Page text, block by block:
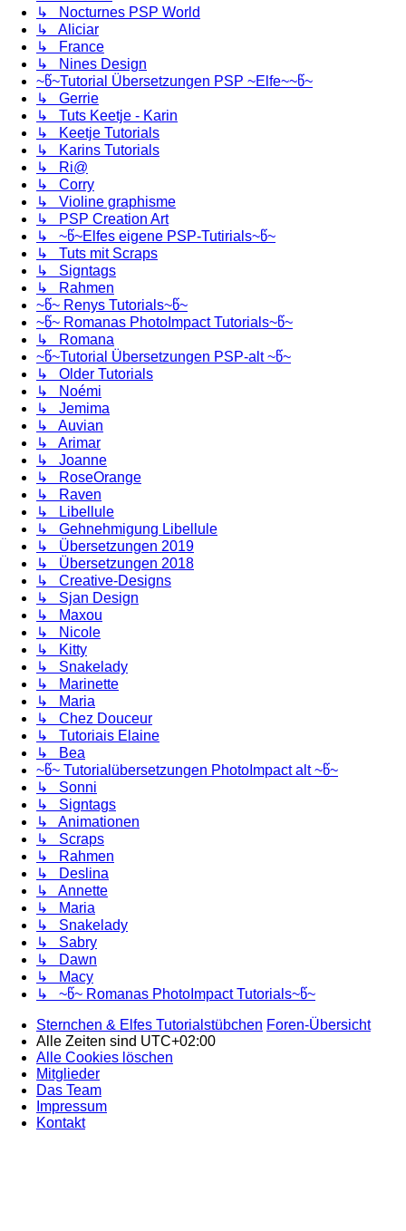
↳ Nocturnes PSP World
↳ Aliciar
↳ France
↳ Nines Design
~წ~Tutorial Übersetzungen PSP ~Elfe~~წ~
↳ Gerrie
↳ Tuts Keetje - Karin
↳ Keetje Tutorials
↳ Karins Tutorials
↳ Ri@
↳ Corry
↳ Violine graphisme
↳ PSP Creation Art
↳ ~წ~Elfes eigene PSP-Tutirials~წ~
↳ Tuts mit Scraps
↳ Signtags
↳ Rahmen
~წ~ Renys Tutorials~წ~
~წ~ Romanas PhotoImpact Tutorials~წ~
↳ Romana
~წ~Tutorial Übersetzungen PSP-alt ~წ~
↳ Older Tutorials
↳ Noémi
↳ Jemima
↳ Auvian
↳ Arimar
↳ Joanne
↳ RoseOrange
↳ Raven
↳ Libellule
↳ Gehnehmigung Libellule
↳ Übersetzungen 2019
↳ Übersetzungen 2018
↳ Creative-Designs
↳ Sjan Design
↳ Maxou
↳ Nicole
↳ Kitty
↳ Snakelady
↳ Marinette
↳ Maria
↳ Chez Douceur
↳ Tutoriais Elaine
↳ Bea
~წ~ Tutorialübersetzungen PhotoImpact alt ~წ~
↳ Sonni
↳ Signtags
↳ Animationen
↳ Scraps
↳ Rahmen
↳ Deslina
↳ Annette
↳ Maria
↳ Snakelady
↳ Sabry
↳ Dawn
↳ Macy
↳ ~წ~ Romanas PhotoImpact Tutorials~წ~
Sternchen & Elfes Tutorialstübchen Foren-Übersicht
Alle Zeiten sind UTC+02:00
Alle Cookies löschen
Mitglieder
Das Team
Impressum
Kontakt